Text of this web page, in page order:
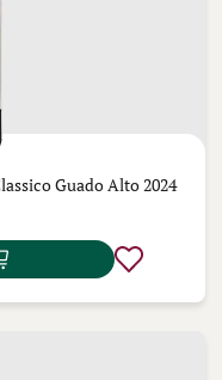
Guado Alto 2024